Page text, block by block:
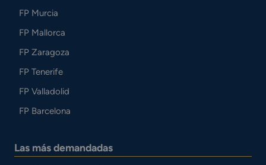
FP Murcia
FP Mallorca
FP Zaragoza
FP Tenerife
FP Valladolid
FP Barcelona
Las más demandadas